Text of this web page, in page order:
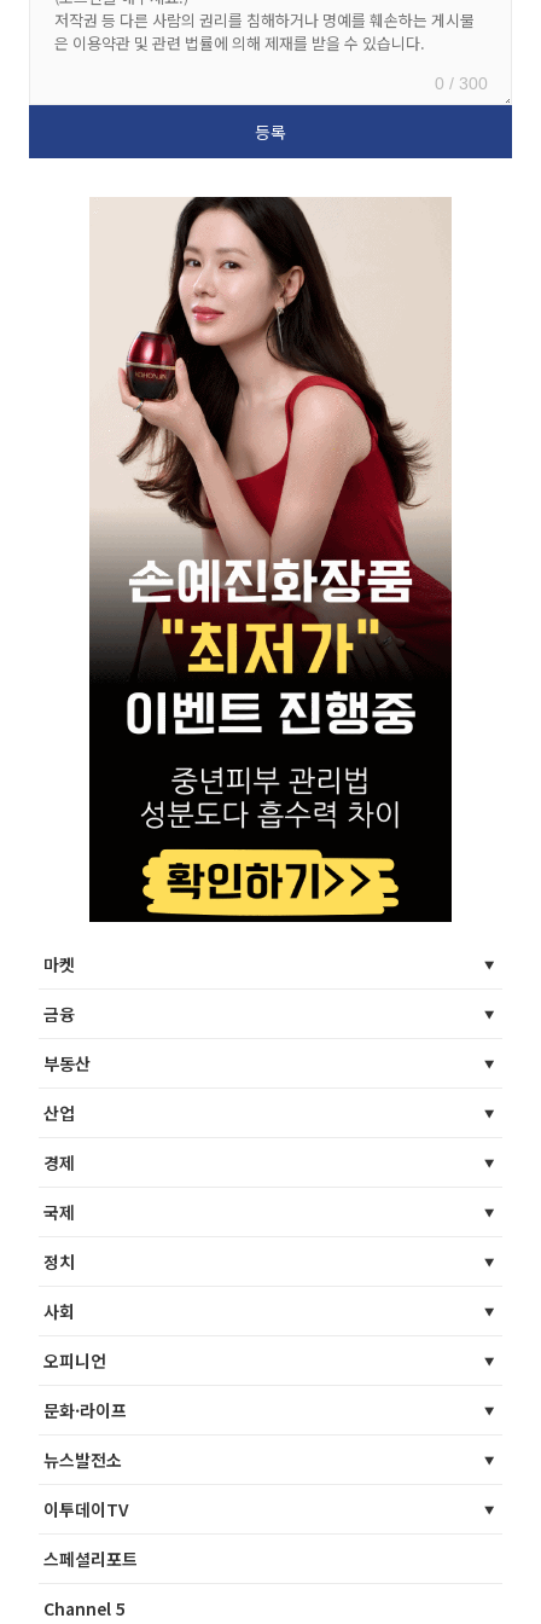
0 / 300
마켓
금융
부동산
산업
경제
국제
정치
사회
오피니언
문화·라이프
뉴스발전소
이투데이TV
스페셜리포트
Channel 5